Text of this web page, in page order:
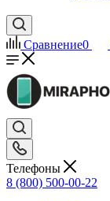
Сравнение0
Телефоны
8 (800) 500-00-22